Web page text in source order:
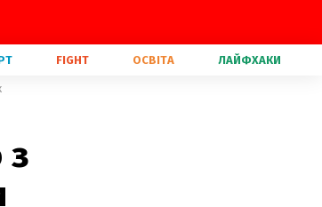
FIGHT ОСВІТА ЛАЙФХАКИ
з